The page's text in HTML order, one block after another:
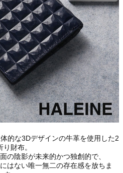
的な3Dデザインの牛革を使用した2
り財布。
の陰影が未来的かつ独創的で、
はない唯一無二の存在感を放ちま